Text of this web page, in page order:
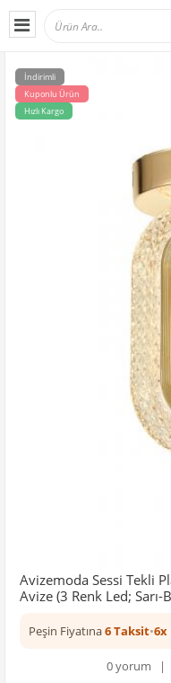
İndirimli
Kuponlu Ürün
Hızlı Kargo
Avizemoda Sessi Tekli
Avize (3 Renk Led; Sarı-
Peşin Fiyatına6 Taksit•6x
0 yorum |